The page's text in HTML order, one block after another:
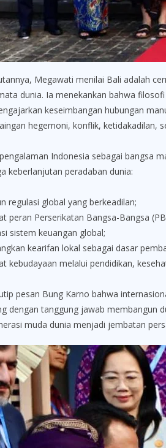
Megawati menilai Bali adalah
dunia. Ia menekankan bahwa
keseimbangan hubungan
hegemoni, konflik, ketidakadilan,
Indonesia sebagai bangsa
keberlanjutan peradaban dunia:
regulasi global yang berkeadilan;
peran Perserikatan Bangsa-Bangsa
sistem keuangan global;
kearifan lokal sebagai dasar
kebudayaan melalui pendidikan,
pesan Bung Karno bahwa
dengan tanggung jawab membangun
muda dunia menjadi jembatan